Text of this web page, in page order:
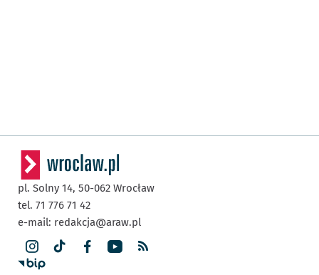
pl. Solny 14, 50-062 Wrocław
tel. 71 776 71 42
e-mail: redakcja@araw.pl